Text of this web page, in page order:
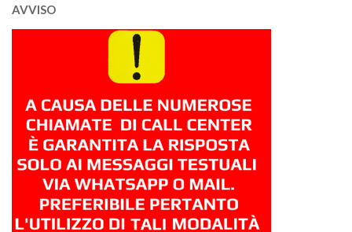
AVVISO